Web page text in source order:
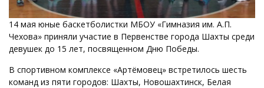
14 мая юные баскетболистки МБОУ «Гимназия им. А.П.
Чехова» приняли участие в Первенстве города Шахты среди
девушек до 15 лет, посвященном Дню Победы.
В спортивном комплексе «Артёмовец» встретилось шесть
команд из пяти городов: Шахты, Новошахтинск, Белая